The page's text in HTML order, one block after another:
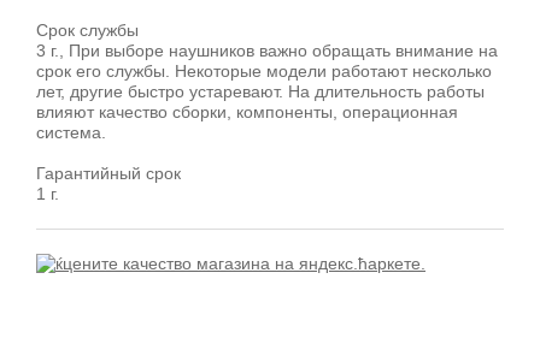
Срок службы
3 г., При выборе наушников важно обращать внимание на
срок его службы. Некоторые модели работают несколько
лет, другие быстро устаревают. На длительность работы
влияют качество сборки, компоненты, операционная
система.
Гарантийный срок
1 г.